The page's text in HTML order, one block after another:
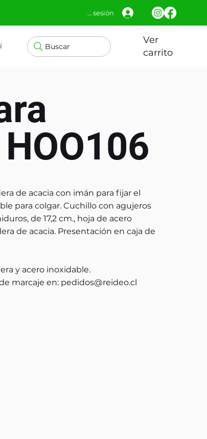
Buscar
Ver
carrito
Iniciar sesión
de acacia con imán para fijar el
para colgar. Cuchillo con agujeros
de 17,2 cm., hoja de acero
de acacia. Presentación en caja de
y acero inoxidable.
marcaje en: pedidos@reideo.cl